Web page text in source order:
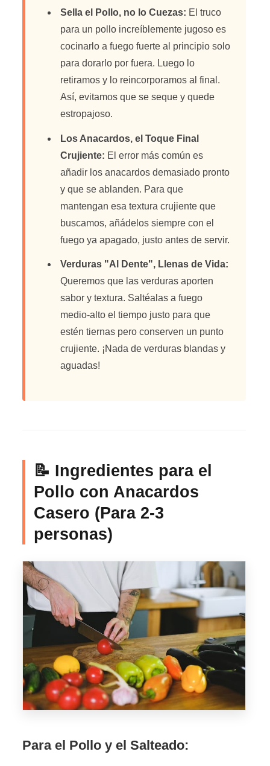
Sella el Pollo, no lo Cuezas: El truco
para un pollo increíblemente jugoso es
cocinarlo a fuego fuerte al principio solo
para dorarlo por fuera. Luego lo
retiramos y lo reincorporamos al final.
Así, evitamos que se seque y quede
estropajoso.
Los Anacardos, el Toque Final
Crujiente: El error más común es
añadir los anacardos demasiado pronto
y que se ablanden. Para que
mantengan esa textura crujiente que
buscamos, añádelos siempre con el
fuego ya apagado, justo antes de servir.
Verduras "Al Dente", Llenas de Vida:
Queremos que las verduras aporten
sabor y textura. Saltéalas a fuego
medio-alto el tiempo justo para que
estén tiernas pero conserven un punto
crujiente. ¡Nada de verduras blandas y
aguadas!
📝 Ingredientes para el
Pollo con Anacardos
Casero (Para 2-3
personas)
Para el Pollo y el Salteado: